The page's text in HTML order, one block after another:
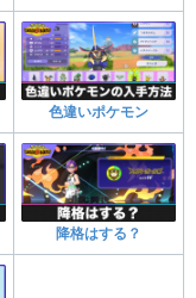
色違いポケモン
降格はする？